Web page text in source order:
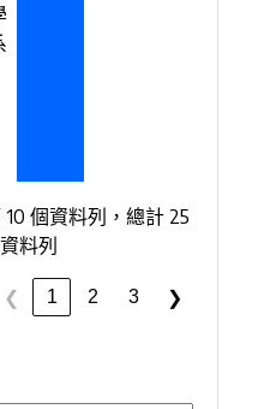
10 個資料列，總計 25
料列
❮ 1 2 3 ❯